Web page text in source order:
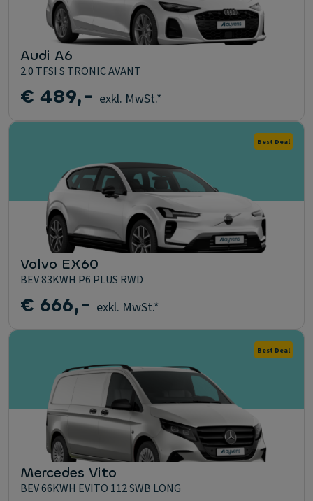
Audi A6
2.0 TFSI S TRONIC AVANT
€ 489,- exkl. MwSt.*
Best Deal
Volvo EX60
BEV 83KWH P6 PLUS RWD
€ 666,- exkl. MwSt.*
Best Deal
Mercedes Vito
BEV 66KWH EVITO 112 SWB LONG